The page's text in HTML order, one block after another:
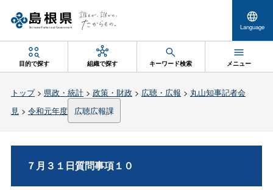
Language
目的で探す 組織で探す キーワード検索 メニュー
トップ> 県政・統計> 政策・財政 > 広聴・広報 > 丸山知事記者会
見> 令和元年度 広聴広報課
７月３１日質問事項１０